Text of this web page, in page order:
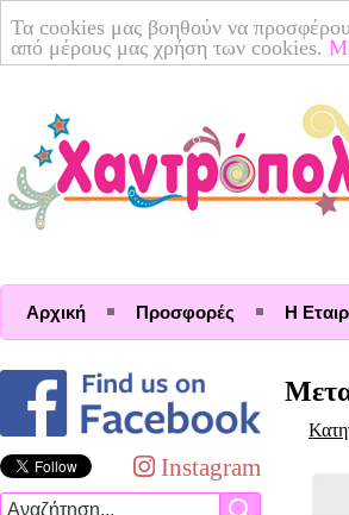
Τα cookies μας βοηθούν να
από μέρους μας χρήση των cookies.
Αρχική Προσφορές Η
Instagram